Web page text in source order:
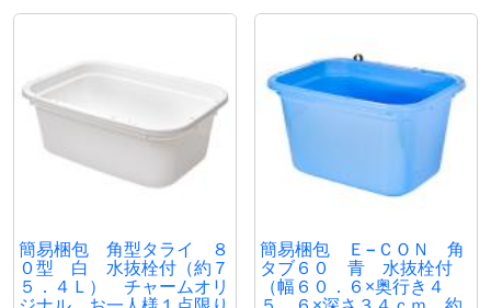
簡易梱包 角型タライ ８
０型 白 水抜栓付（約７
５．４Ｌ） チャームオリ
簡易梱包 Ｅ−ＣＯＮ 角
タブ６０ 青 水抜栓付
（幅６０．６×奥行き４